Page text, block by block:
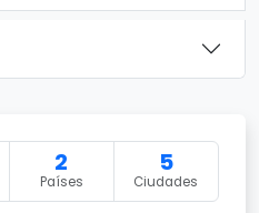
2
Países
5
Ciudades